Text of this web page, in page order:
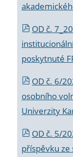
OD č.
poskytnuté
OD č. 6/
osobního
Univerzity
OD č. 5/
příspěvku